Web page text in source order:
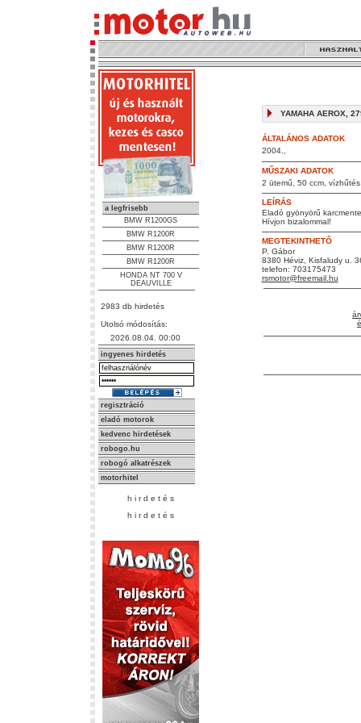
a legfrisebb
BMW R1200GS
BMW R1200R
BMW R1200R
BMW R1200R
HONDA NT 700 V
DEAUVILLE
2983 db hirdetés
Utolsó módosítás:
2026.08.04. 00:00
ingyenes hirdetés
regisztráció
eladó motorok
kedvenc hirdetések
robogo.hu
robogó alkatrészek
motorhitel
h i r d e t é s
h i r d e t é s
YAMAHA AEROX,
ÁLTALÁNOS ADATOK
2004.,
MŰSZAKI ADATOK
2 ütemű, 50 ccm,
LEÍRÁS
Eladó gyönyörű
Hívjon bizalommal!
MEGTEKINTHETŐ
P. Gábor
8380 Héviz, Kisfaludy u.
telefon: 703175473
rsmotor@freemail.hu